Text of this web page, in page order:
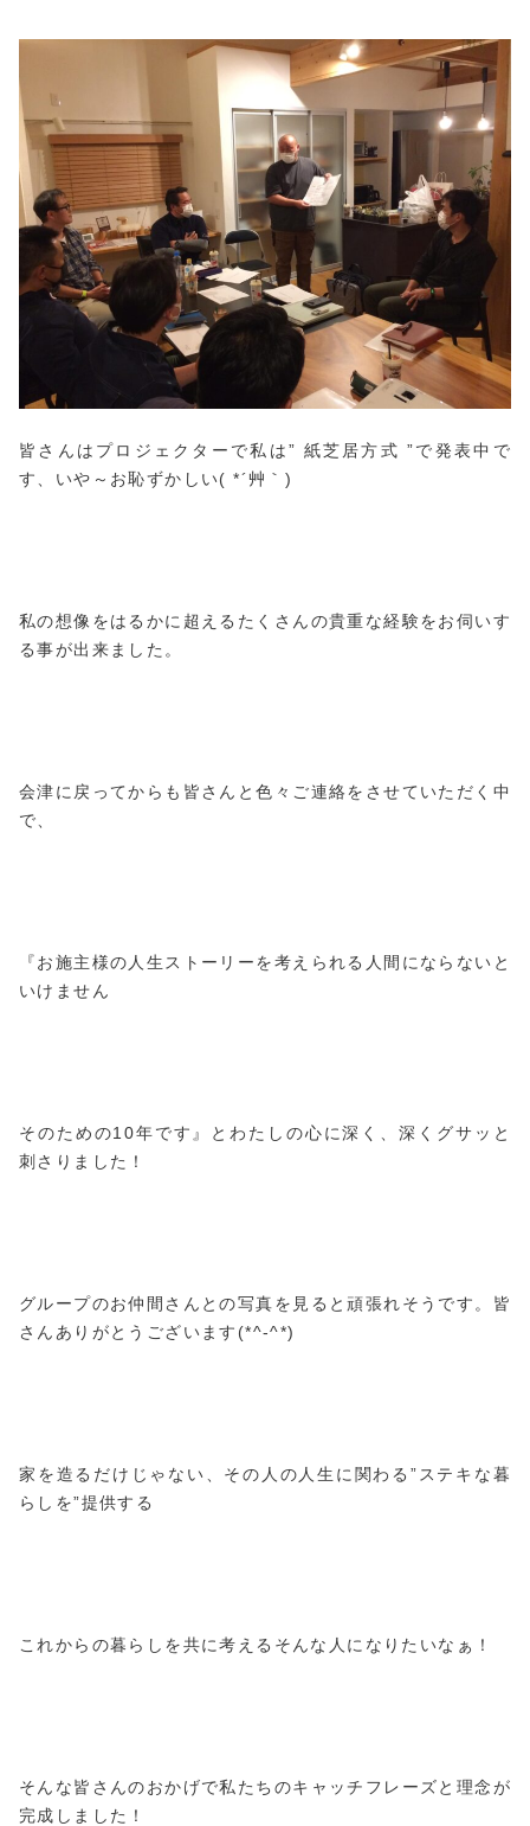
皆さんはプロジェクターで私は” 紙芝居方式 ”で発表中で
す、いや～お恥ずかしい( *´艸｀)
私の想像をはるかに超えるたくさんの貴重な経験をお伺いす
る事が出来ました。
会津に戻ってからも皆さんと色々ご連絡をさせていただく中
で、
『お施主様の人生ストーリーを考えられる人間にならないと
いけません
そのための10年です』とわたしの心に深く、深くグサッと
刺さりました！
グループのお仲間さんとの写真を見ると頑張れそうです。皆
さんありがとうございます(*^-^*)
家を造るだけじゃない、その人の人生に関わる”ステキな暮
らしを”提供する
これからの暮らしを共に考えるそんな人になりたいなぁ！
そんな皆さんのおかげで私たちのキャッチフレーズと理念が
完成しました！